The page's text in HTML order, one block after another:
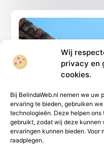
Wij
privacy en
cookies.
Bij BelindaWeb.nl nemen we uw
ervaring te bieden, gebruiken
technologieën. Deze helpen
gebruikt, zodat wij deze kunnen
ervaringen kunnen bieden. Voor
raadplegen.
Ontdek de wereld
Sneek
Een goed
dan alleen een
verflaag. Het omvat